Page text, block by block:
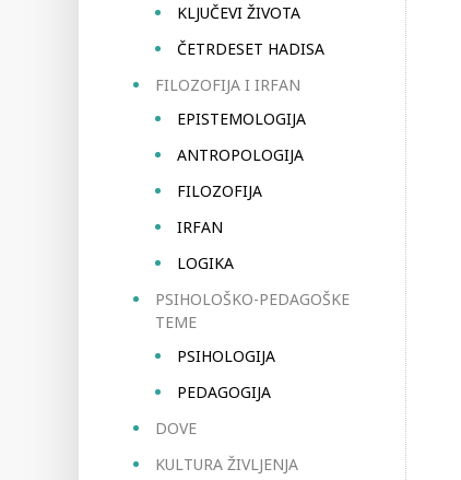
KLJUČEVI ŽIVOTA
ČETRDESET HADISA
FILOZOFIJA I IRFAN
EPISTEMOLOGIJA
ANTROPOLOGIJA
FILOZOFIJA
IRFAN
LOGIKA
PSIHOLOŠKO-PEDAGOŠKE
TEME
PSIHOLOGIJA
PEDAGOGIJA
DOVE
KULTURA ŽIVLJENJA